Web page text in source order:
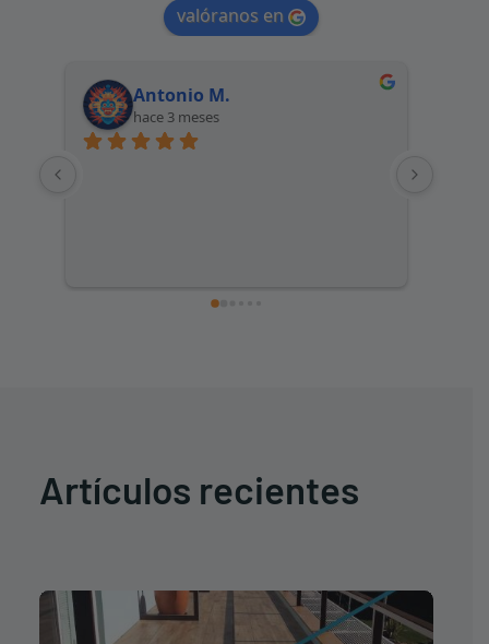
valóranos en
Antonio M.
hace 3 meses
Artículos recientes